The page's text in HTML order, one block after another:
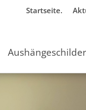
Startseite.